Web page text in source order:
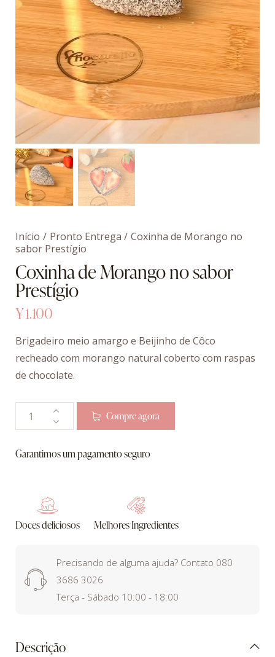
Início Pronto Entrega
Coxinha de Morango no
sabor Prestígio
Coxinha de Morango no sabor
Prestígio
¥1.100
Brigadeiro meio amargo e Beijinho de Côco
recheado com morango natural coberto com raspas
de chocolate.
Compre agora
Garantimos um pagamento seguro
Doces deliciosos Melhores Ingredientes
Precisando de alguma ajuda? Contato 080
3686 3026
Terça - Sábado 10:00 - 18:00
Descrição